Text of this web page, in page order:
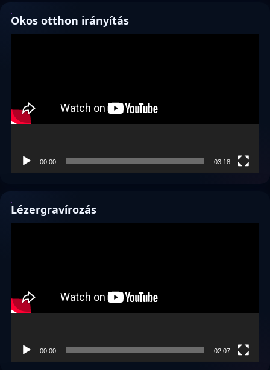
Okos otthon irányítás
00:00 03:18
Lézergravírozás
00:00 02:07